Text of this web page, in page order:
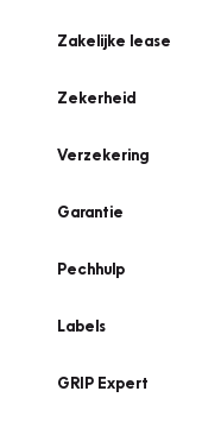
Zakelijke lease
Zekerheid
Verzekering
Garantie
Pechhulp
Labels
GRIP Expert